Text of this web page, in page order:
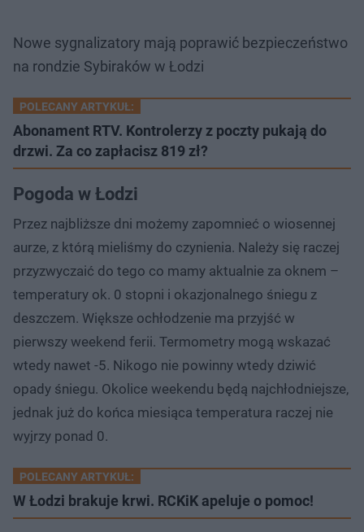
Nowe sygnalizatory mają poprawić bezpieczeństwo
na rondzie Sybiraków w Łodzi
POLECANY ARTYKUŁ:
Abonament RTV. Kontrolerzy z poczty pukają do
drzwi. Za co zapłacisz 819 zł?
Pogoda w Łodzi
Przez najbliższe dni możemy zapomnieć o wiosennej
aurze, z którą mieliśmy do czynienia. Należy się raczej
przyzwyczaić do tego co mamy aktualnie za oknem –
temperatury ok. 0 stopni i okazjonalnego śniegu z
deszczem. Większe ochłodzenie ma przyjść w
pierwszy weekend ferii. Termometry mogą wskazać
wtedy nawet -5. Nikogo nie powinny wtedy dziwić
opady śniegu. Okolice weekendu będą najchłodniejsze,
jednak już do końca miesiąca temperatura raczej nie
wyjrzy ponad 0.
POLECANY ARTYKUŁ:
W Łodzi brakuje krwi. RCKiK apeluje o pomoc!